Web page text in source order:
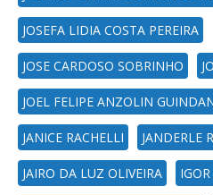
JOSEFA LIDIA COSTA PEREIRA
JOSE CARDOSO SOBRINHO
JOEL FELIPE ANZOLIN
JANICE RACHELLI JANDERLE
JAIRO DA LUZ OLIVEIRA